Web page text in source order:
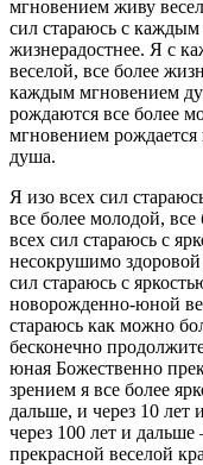
мгновением живу
сил стараюсь с каждым
жизнерадостнее. Я с
веселой, все более
каждым мгновением
рождаются все более
мгновением рождается
душа.
Я изо всех сил
все более молодой,
всех сил стараюсь с
несокрушимо
сил стараюсь с
новорожденно-юной
стараюсь как можно
бесконечно
юная Божественно
зрением я все более
дальше, и через 10 лет
через 100 лет и
прекрасной веселой